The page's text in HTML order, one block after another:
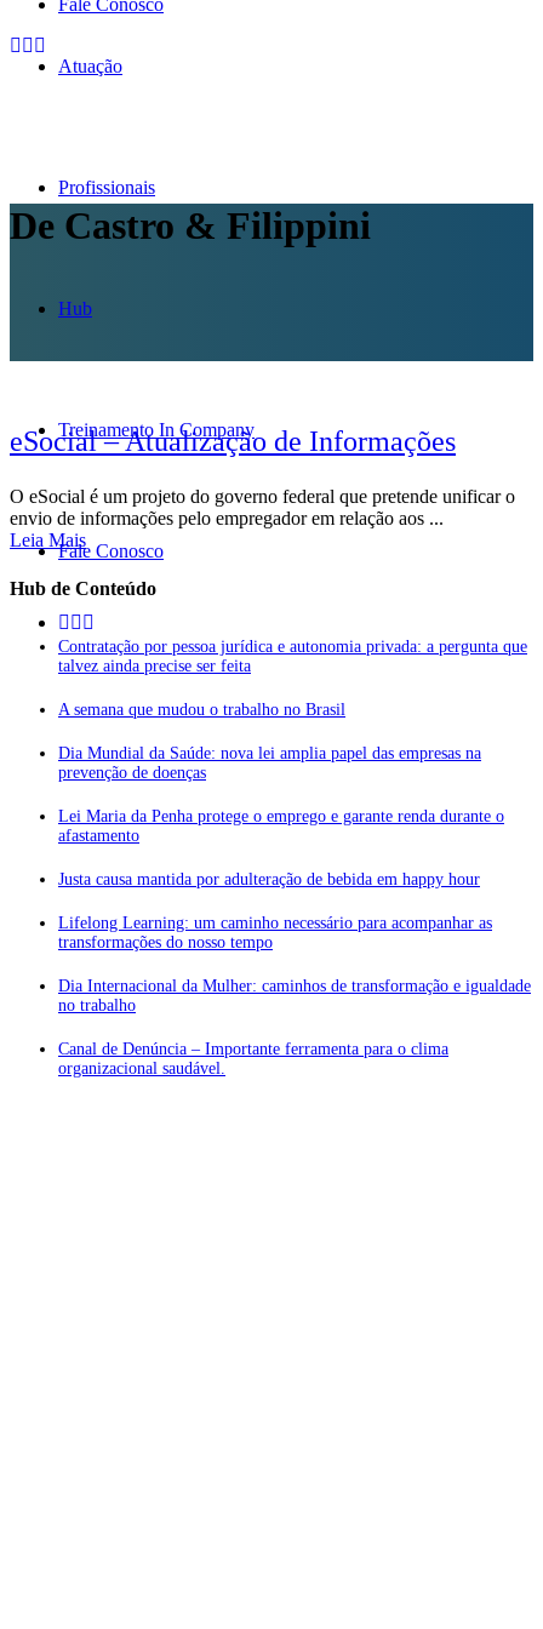
Atuação
Profissionais
Hub
Treinamento In Company
Fale Conosco
Fale Conosco
De Castro & Filippini
eSocial – Atualização de Informações
O eSocial é um projeto do governo federal que pretende unificar o
envio de informações pelo empregador em relação aos ...
Leia Mais
Hub de Conteúdo
Contratação por pessoa jurídica e autonomia privada: a pergunta que
talvez ainda precise ser feita
A semana que mudou o trabalho no Brasil
Dia Mundial da Saúde: nova lei amplia papel das empresas na
prevenção de doenças
Lei Maria da Penha protege o emprego e garante renda durante o
afastamento
Justa causa mantida por adulteração de bebida em happy hour
Lifelong Learning: um caminho necessário para acompanhar as
transformações do nosso tempo
Dia Internacional da Mulher: caminhos de transformação e igualdade
no trabalho
Canal de Denúncia – Importante ferramenta para o clima
organizacional saudável.